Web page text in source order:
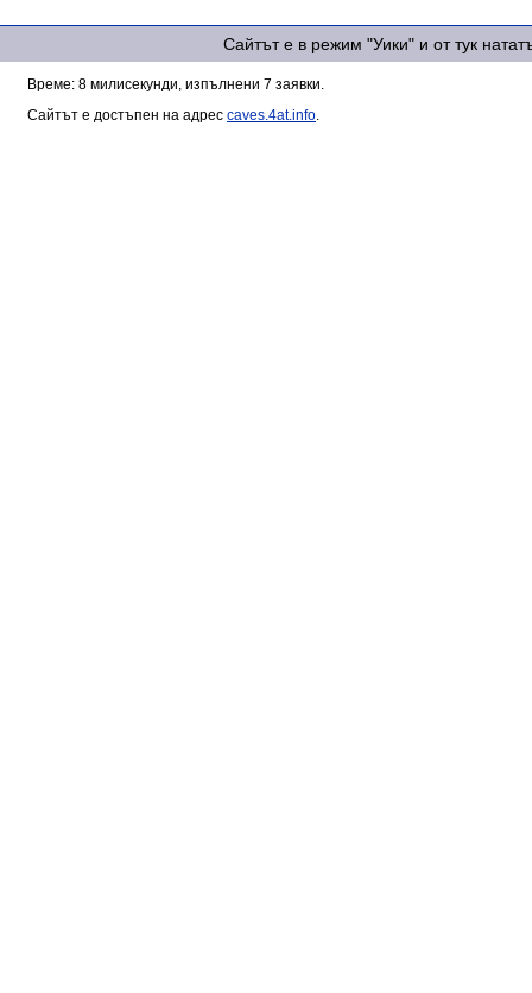
Сайтът е в режим "Уики" и от тук
Време: 8 милисекунди, изпълнени 7 заявки.
Сайтът е достъпен на адрес caves.4at.info.